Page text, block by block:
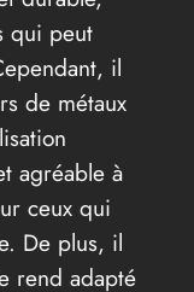
qui peut
il
de métaux
agréable à
ceux qui
De plus, il
rend adapté